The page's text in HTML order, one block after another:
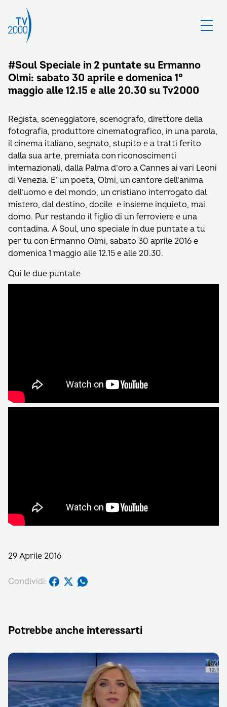
#Soul Speciale in 2 puntate su Ermanno
Olmi: sabato 30 aprile e domenica 1°
maggio alle 12.15 e alle 20.30 su Tv2000
Regista, sceneggiatore, scenografo, direttore della
fotografia, produttore cinematografico, in una parola,
il cinema italiano, segnato, stupito e a tratti ferito
dalla sua arte, premiata con riconoscimenti
internazionali, dalla Palma d’oro a Cannes ai vari Leoni
di Venezia. E’ un poeta, Olmi, un cantore dell’anima
dell’uomo e del mondo, un cristiano interrogato dal
mistero, dal destino, docile e insieme inquieto, mai
domo. Pur restando il figlio di un ferroviere e una
contadina. A Soul, uno speciale in due puntate a tu
per tu con Ermanno Olmi, sabato 30 aprile 2016 e
domenica 1 maggio alle 12.15 e alle 20.30.
Qui le due puntate
29 Aprile 2016
Condividi:
Potrebbe anche interessarti